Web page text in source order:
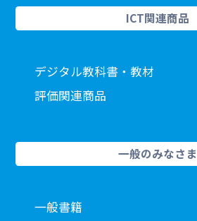
ICT関連商品
デジタル教科書・教材
評価関連商品
一般のみなさま
一般書籍